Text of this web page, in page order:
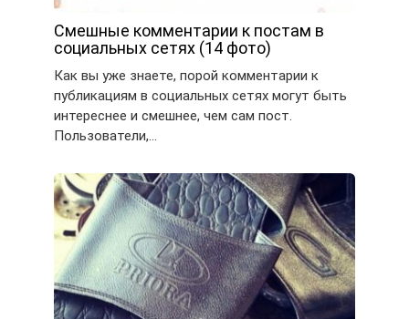
Смешные комментарии к постам в
социальных сетях (14 фото)
Как вы уже знаете, порой комментарии к
публикациям в социальных сетях могут быть
интереснее и смешнее, чем сам пост.
Пользователи,…